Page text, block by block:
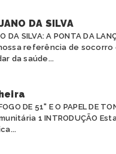
DA SILVA
DA SILVA: A PONTA DA
referência de
da saúde...
DE 51" E O PAPEL DE
1 INTRODUÇÃO